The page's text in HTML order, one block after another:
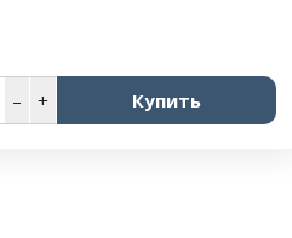
– + Купить